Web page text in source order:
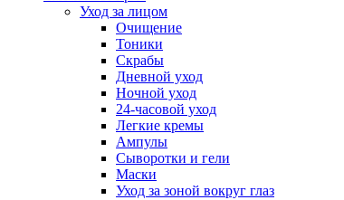
Уход за лицом
Очищение
Тоники
Скрабы
Дневной уход
Ночной уход
24-часовой уход
Легкие кремы
Ампулы
Сыворотки и гели
Маски
Уход за зоной вокруг глаз